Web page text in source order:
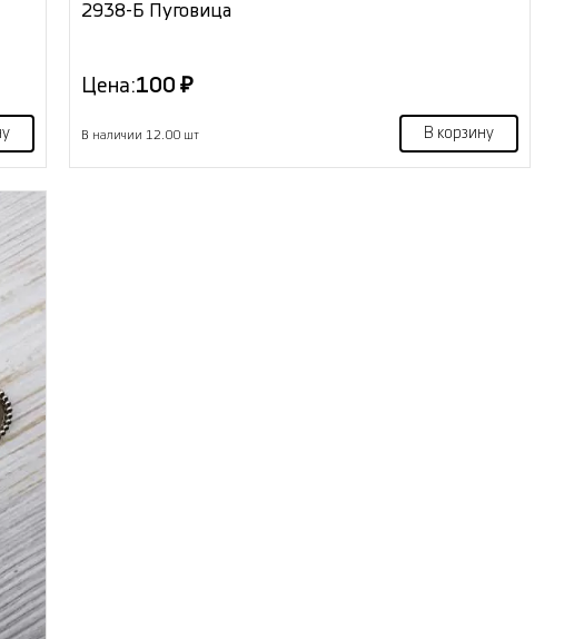
2938-Б Пуговица
Цена:100 ₽
В наличии 12.00 шт В корзину